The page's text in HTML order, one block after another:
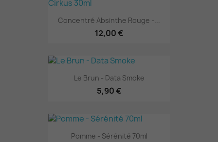
Concentré Absinthe Rouge -...
12,00 €
Le Brun - Data Smoke
5,90 €
Pomme - Sérénité 70ml